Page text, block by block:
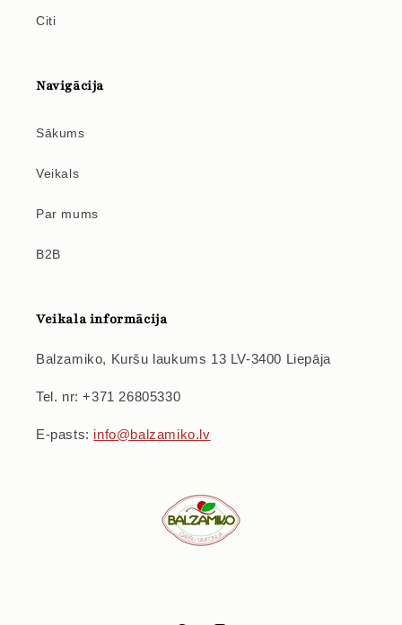
Citi
Navigācija
Sākums
Veikals
Par mums
B2B
Veikala informācija
Balzamiko, Kuršu laukums 13 LV-3400 Liepāja
Tel. nr: +371 26805330
E-pasts: info@balzamiko.lv